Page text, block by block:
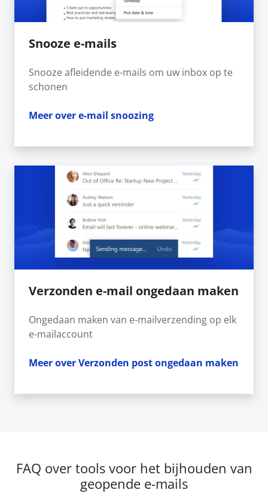
Snooze e-mails
Snooze afleidende e-mails om uw inbox op te
schonen
Meer over e-mail snoozing
Verzonden e-mail ongedaan maken
Ongedaan maken van e-mailverzending op elk
e-mailaccount
Meer over Verzonden post ongedaan maken
FAQ over tools voor het bijhouden van
geopende e-mails